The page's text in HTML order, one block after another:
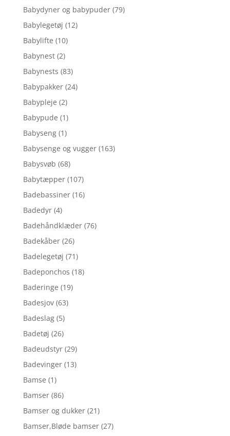
Babydyner og babypuder (79)
Babylegetøj (12)
Babylifte (10)
Babynest (2)
Babynests (83)
Babypakker (24)
Babypleje (2)
Babypude (1)
Babyseng (1)
Babysenge og vugger (163)
Babysvøb (68)
Babytæpper (107)
Badebassiner (16)
Badedyr (4)
Badehåndklæder (76)
Badekåber (26)
Badelegetøj (71)
Badeponchos (18)
Baderinge (19)
Badesjov (63)
Badeslag (5)
Badetøj (26)
Badeudstyr (29)
Badevinger (13)
Bamse (1)
Bamser (86)
Bamser og dukker (21)
Bamser,Bløde bamser (27)